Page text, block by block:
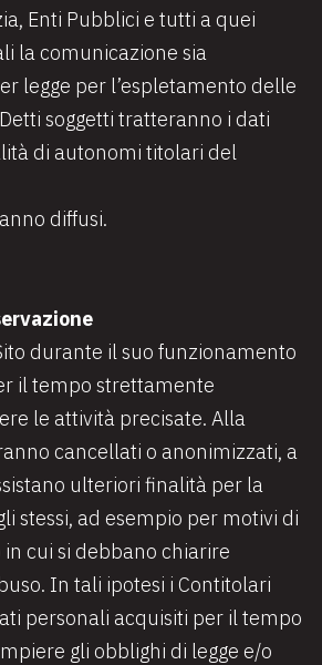
Enti Pubblici e tutti a quei
la comunicazione sia
legge per l’espletamento delle
soggetti tratteranno i dati
di autonomi titolari del
diffusi.
durante il suo funzionamento
il tempo strettamente
le attività precisate. Alla
cancellati o anonimizzati, a
ulteriori finalità per la
stessi, ad esempio per motivi di
cui si debbano chiarire
In tali ipotesi i Contitolari
personali acquisiti per il tempo
gli obblighi di legge e/o